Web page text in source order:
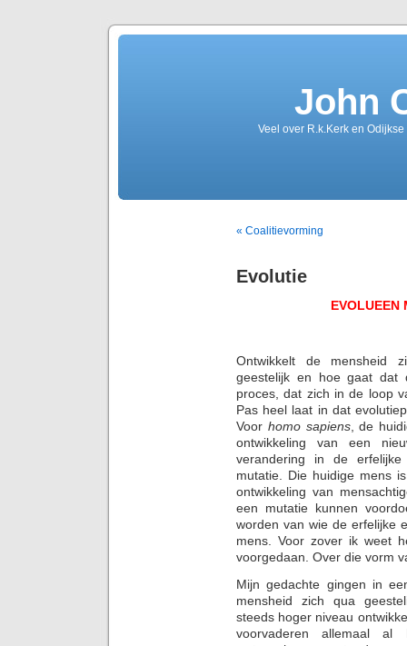
John
Veel over R.k.Kerk en
« Coalitievorming
Evolutie
EVOLUEEN
Ontwikkelt de mensheid
geestelijk en hoe gaat dat
proces, dat zich in de loop
Pas heel laat in dat
Voor homo sapiens, de
ontwikkeling van een
verandering in de
mutatie. Die huidige mens
ontwikkeling van
een mutatie kunnen
worden van wie de erfelijke
mens. Voor zover ik weet
voorgedaan. Over die vorm
Mijn gedachte gingen in
mensheid zich qua
steeds hoger niveau
voorvaderen allemaal al